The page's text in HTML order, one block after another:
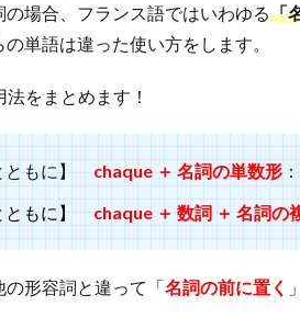
場合、フランス語ではいわゆる「
単語は違った使い方をします。
をまとめます！
ともに】chaque ＋ 名詞の単数形
ともに】chaque ＋ 数詞 ＋ 名詞の
の形容詞と違って「名詞の前に置く